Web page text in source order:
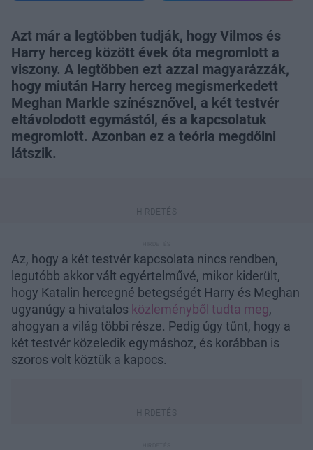
Azt már a legtöbben tudják, hogy Vilmos és
Harry herceg között évek óta megromlott a
viszony. A legtöbben ezt azzal magyarázzák,
hogy miután Harry herceg megismerkedett
Meghan Markle színésznővel, a két testvér
eltávolodott egymástól, és a kapcsolatuk
megromlott. Azonban ez a teória megdőlni
látszik.
Az, hogy a két testvér kapcsolata nincs rendben,
legutóbb akkor vált egyértelművé, mikor kiderült,
hogy Katalin hercegné betegségét Harry és Meghan
ugyanúgy a hivatalos közleményből tudta meg,
ahogyan a világ többi része. Pedig úgy tűnt, hogy a
két testvér közeledik egymáshoz, és korábban is
szoros volt köztük a kapocs.